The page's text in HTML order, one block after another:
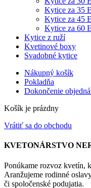
Kytice za 35
Kytice za 45
Kytice za 60
Kytice z ruží
Kvetinové boxy
Svadobné kytice
Nákupný košík
Pokladňa
Dokončenie
Košík je prázdny
Vrátiť sa do obchodu
KVETONÁRSTVO
Ponúkame rozvoz kvetín,
Aranžujeme rodinné
či spoločenské podujatia.